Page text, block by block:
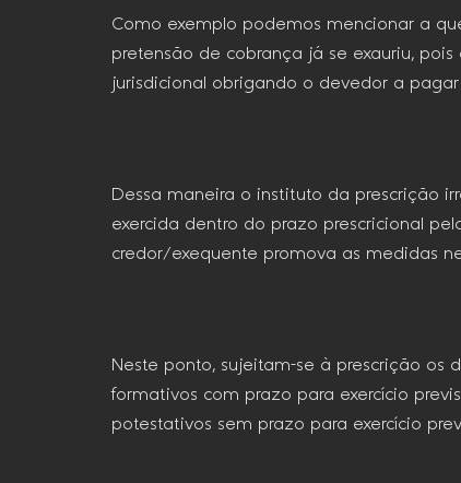
Como exemplo podemos mencionar a
pretensão de cobrança já se exauriu,
jurisdicional obrigando o devedor a
Dessa maneira o instituto da prescrição
exercida dentro do prazo prescricional
credor/exequente promova as medidas
Neste ponto, sujeitam-se à prescrição os
formativos com prazo para exercício
potestativos sem prazo para exercício